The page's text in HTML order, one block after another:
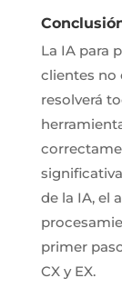
La IA para
clientes no
resolverá
de la IA, el
primer
CX y EX.